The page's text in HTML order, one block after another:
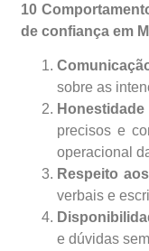
10
de confiança em
sobre as
precisos e
operacional
Respeito
verbais e
e dúvidas